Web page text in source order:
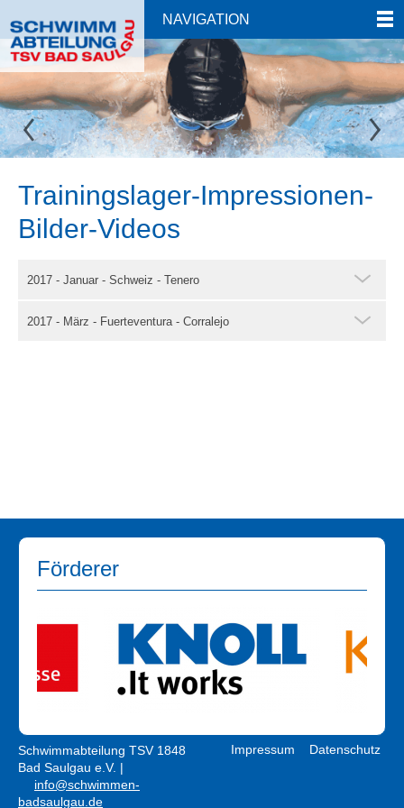
NAVIGATION
Trainingslager-Impressionen-
Bilder-Videos
2017 - Januar - Schweiz - Tenero
2017 - März - Fuerteventura - Corralejo
Förderer
Schwimmabteilung TSV 1848
Bad Saulgau e.V. |
info@schwimmen-
badsaulgau.de
Datenschutz
Impressum